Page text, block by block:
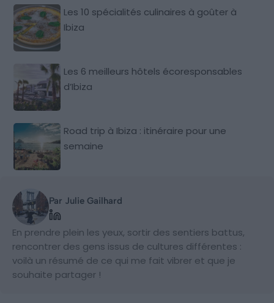
Les 10 spécialités culinaires à goûter à
Ibiza
Les 6 meilleurs hôtels écoresponsables
d’Ibiza
Road trip à Ibiza : itinéraire pour une
semaine
Par Julie Gailhard
En prendre plein les yeux, sortir des sentiers battus,
rencontrer des gens issus de cultures différentes :
voilà un résumé de ce qui me fait vibrer et que je
souhaite partager !